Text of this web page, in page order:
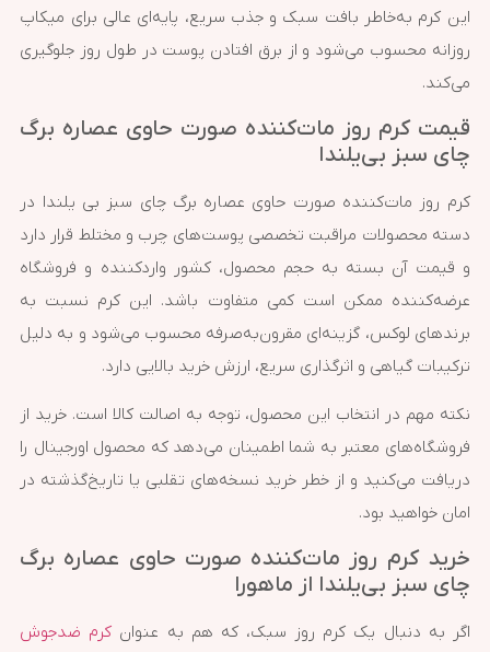
این کرم به‌خاطر بافت سبک و جذب سریع، پایه‌ای عالی برای میکاپ
روزانه محسوب می‌شود و از برق افتادن پوست در طول روز جلوگیری
می‌کند.
قیمت کرم روز مات‌کننده صورت حاوی عصاره برگ
چای سبز بی‌یلندا
کرم روز مات‌کننده صورت حاوی عصاره برگ چای سبز بی‌ یلندا در
دسته محصولات مراقبت تخصصی پوست‌های چرب و مختلط قرار دارد
و قیمت آن بسته به حجم محصول، کشور واردکننده و فروشگاه
عرضه‌کننده ممکن است کمی متفاوت باشد. این کرم نسبت به
برندهای لوکس، گزینه‌ای مقرون‌به‌صرفه محسوب می‌شود و به دلیل
ترکیبات گیاهی و اثرگذاری سریع، ارزش خرید بالایی دارد.
نکته مهم در انتخاب این محصول، توجه به اصالت کالا است. خرید از
فروشگاه‌های معتبر به شما اطمینان می‌دهد که محصول اورجینال را
دریافت می‌کنید و از خطر خرید نسخه‌های تقلبی یا تاریخ‌گذشته در
امان خواهید بود.
خرید کرم روز مات‌کننده صورت حاوی عصاره برگ
چای سبز بی‌یلندا از ماهورا
اگر به دنبال یک کرم روز سبک، که هم به عنوان کرم ضدجوش